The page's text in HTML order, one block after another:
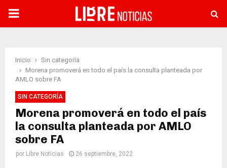
PRIMARY
Inicio
Sin categoría
Morena promoverá en todo el país la consulta planteada por
AMLO sobre FA
SIN CATEGORÍA
Morena promoverá en todo el país
la consulta planteada por AMLO
sobre FA
por Libre Noticias 26 septiembre, 2022